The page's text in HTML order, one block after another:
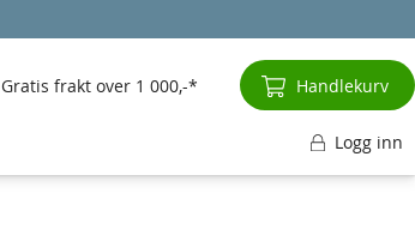
Gratis frakt over 1 000,- Handlekurv
Logg inn